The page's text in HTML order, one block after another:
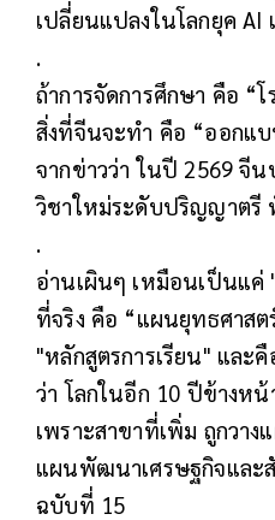
เปลี่ยนแปลงในโลกยุค AI
.
ถ้าการจัดการศึกษา คือ “
สิ่งที่จีนจะทำ คือ “ออกแบ
จากข่าวว่า ในปี 2569 จี
วิชาใหม่ระดับปริญญาตรี
.
อ่านเผินๆ เหมือนเป็นแค่
ที่จริง คือ “แผนยุทธศาส
"หลักสูตรการเรียน" และ
ว่า โลกในอีก 10 ปีข้างห
เพราะสาขาที่เพิ่ม ถูกวาง
แผนพัฒนาเศรษฐกิจและ
ฉบับที่ 15